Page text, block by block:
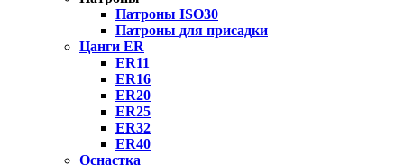
Патроны ISO30
Патроны для присадки
Цанги ER
ER11
ER16
ER20
ER25
ER32
ER40
Оснастка